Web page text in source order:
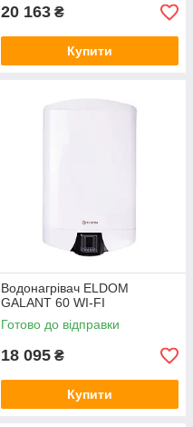
20 163 ₴
Купити
Водонагрівач ELDOM
GALANT 60 WI-FI
Готово до відправки
18 095 ₴
Купити